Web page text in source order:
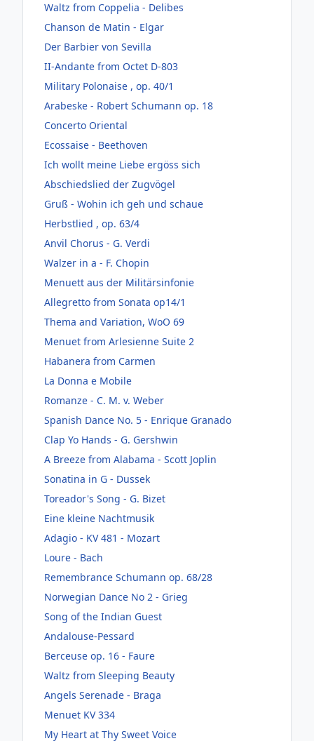
Waltz from Coppelia - Delibes
Chanson de Matin - Elgar
Der Barbier von Sevilla
II-Andante from Octet D-803
Military Polonaise , op. 40/1
Arabeske - Robert Schumann op. 18
Concerto Oriental
Ecossaise - Beethoven
Ich wollt meine Liebe ergöss sich
Abschiedslied der Zugvögel
Gruß - Wohin ich geh und schaue
Herbstlied , op. 63/4
Anvil Chorus - G. Verdi
Walzer in a - F. Chopin
Menuett aus der Militärsinfonie
Allegretto from Sonata op14/1
Thema and Variation, WoO 69
Menuet from Arlesienne Suite 2
Habanera from Carmen
La Donna e Mobile
Romanze - C. M. v. Weber
Spanish Dance No. 5 - Enrique Granado
Clap Yo Hands - G. Gershwin
A Breeze from Alabama - Scott Joplin
Sonatina in G - Dussek
Toreador's Song - G. Bizet
Eine kleine Nachtmusik
Adagio - KV 481 - Mozart
Loure - Bach
Remembrance Schumann op. 68/28
Norwegian Dance No 2 - Grieg
Song of the Indian Guest
Andalouse-Pessard
Berceuse op. 16 - Faure
Waltz from Sleeping Beauty
Angels Serenade - Braga
Menuet KV 334
My Heart at Thy Sweet Voice